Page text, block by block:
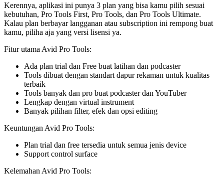
Kerennya, aplikasi ini punya 3 plan yang bisa kamu pilih sesuai
kebutuhan, Pro Tools First, Pro Tools, dan Pro Tools Ultimate.
Kalau plan berbayar langganan atau subscription ini rempong buat
kamu, piliha aja yang versi lisensi ya.
Fitur utama Avid Pro Tools:
Ada plan trial dan Free buat latihan dan podcaster
Tools dibuat dengan standart dapur rekaman untuk kualitas
terbaik
Tools banyak dan pro buat podcaster dan YouTuber
Lengkap dengan virtual instrument
Banyak pilihan filter, efek dan opsi editing
Keuntungan Avid Pro Tools:
Plan trial dan free tersedia untuk semua jenis device
Support control surface
Kelemahan Avid Pro Tools: